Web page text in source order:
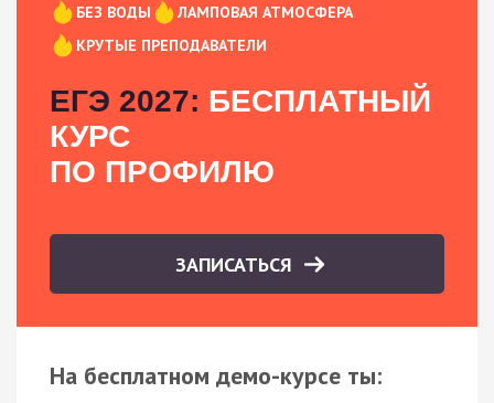
БЕЗ ВОДЫ
ЛАМПОВАЯ АТМОСФЕРА
КРУТЫЕ ПРЕПОДАВАТЕЛИ
ЕГЭ 2027: БЕСПЛАТНЫЙ
КУРС
ПО ПРОФИЛЮ
ЗАПИСАТЬСЯ
На бесплатном демо-курсе ты: